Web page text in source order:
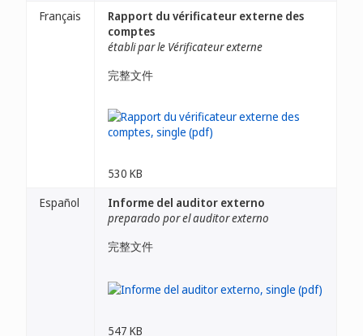
Français
Rapport du vérificateur externe des
comptes
établi par le Vérificateur externe
完整文件
530 KB
Español
Informe del auditor externo
preparado por el auditor externo
完整文件
547 KB